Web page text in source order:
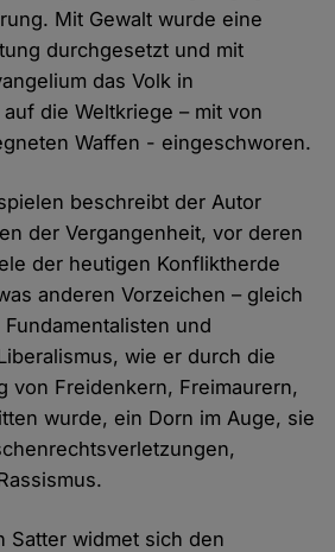
Mit Gewalt wurde eine
durchgesetzt und mit
das Volk in
die Weltkriege – mit von
Waffen - eingeschworen.
beschreibt der Autor
der Vergangenheit, vor deren
der heutigen Konfliktherde
anderen Vorzeichen – gleich
und
wie er durch die
von Freidenkern, Freimaurern,
wurde, ein Dorn im Auge, sie
Satter widmet sich den